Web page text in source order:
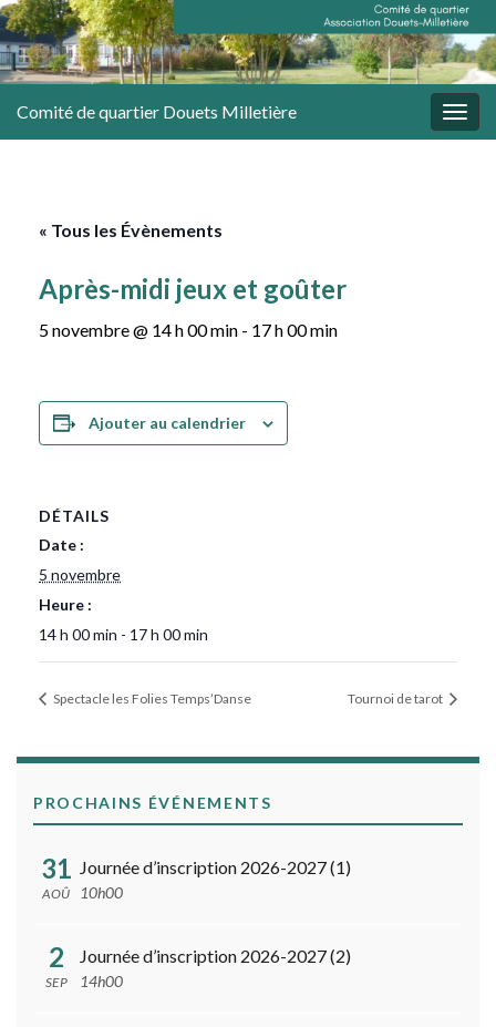
Comité de quartier Douets Milletière
« Tous les Évènements
Après-midi jeux et goûter
5 novembre @ 14 h 00 min - 17 h 00 min
Ajouter au calendrier
DÉTAILS
Date :
5 novembre
Heure :
14 h 00 min - 17 h 00 min
Spectacle les Folies Temps’Danse Tournoi de tarot
PROCHAINS ÉVÉNEMENTS
31
AOÛ
Journée d’inscription 2026-2027 (1)
10h00
2
SEP
Journée d’inscription 2026-2027 (2)
14h00